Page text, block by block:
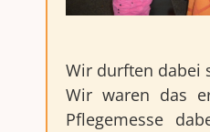
Wir durften dabei
Wir waren das
Pflegemesse